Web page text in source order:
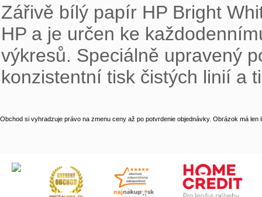
Zářivě bílý papír HP Bright
HP a je určen ke
výkresů. Speciálně upravený
konzistentní tisk čistých linií a
Obchod si vyhradzuje právo na zmenu ceny až po potvrdenie objednávky. Obrázok má len